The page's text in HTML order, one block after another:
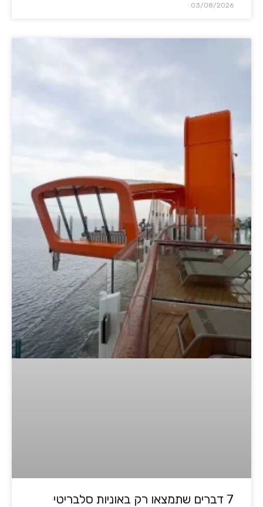
03/08/2026
7 דברים שתמצאו רק באוניות סלבריטי